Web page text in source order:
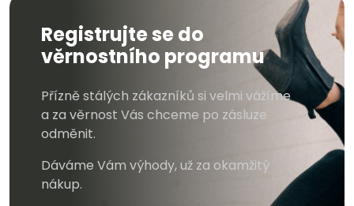
Registrujte se do
věrnostního programu
Přízně stálých zákazníků si velmi vážíme
a za věrnost Vás chceme po zásluze
odměnit.
Dáváme Vám výhody, už za okamžitý
nákup.